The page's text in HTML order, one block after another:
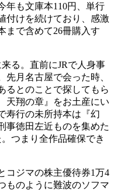
年も文庫本110円、単行
付けを続けており、感激
まで含めて26冊購入す
る。直前にJRで人身事
月名古屋で会った時、
るとのことで探してもら
翔の章』をお土産にい
寿行の未所持本は『幻
事徳田左近ものを集めた
つまり全作品確保でき
コジマの株主優待券1万4
ものように難波のソフマ